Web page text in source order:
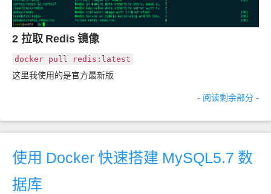
2 拉取 Redis 镜像
docker pull redis:latest
这里我使用的是官方最新版
- 阅读剩余部分 -
使用 Docker 快速搭建 MySQL5.7 数
据库